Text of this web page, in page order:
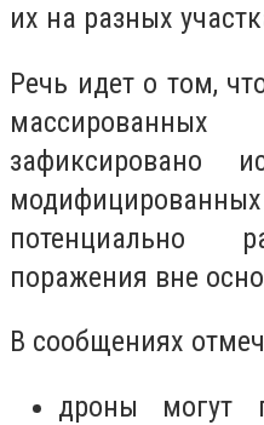
их на разных
Речь идет о том,
зафиксировано
потенциально
поражения вне
В сообщениях
дроны могут